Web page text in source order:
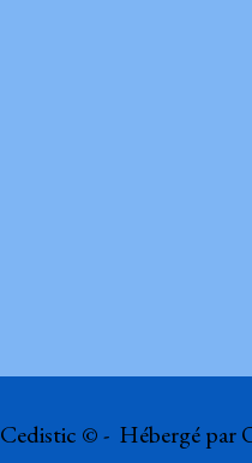
Cedistic © - Hébergé par